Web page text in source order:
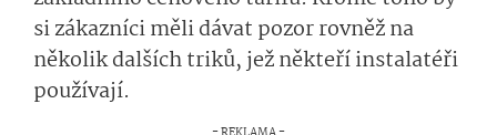
si zákazníci měli dávat pozor rovněž na
několik dalších triků, jež někteří instalatéři
používají.